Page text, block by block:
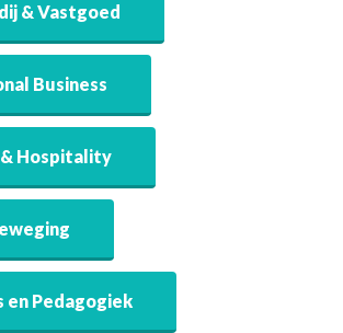
& Vastgoed
Business
Hospitality
en Pedagogiek